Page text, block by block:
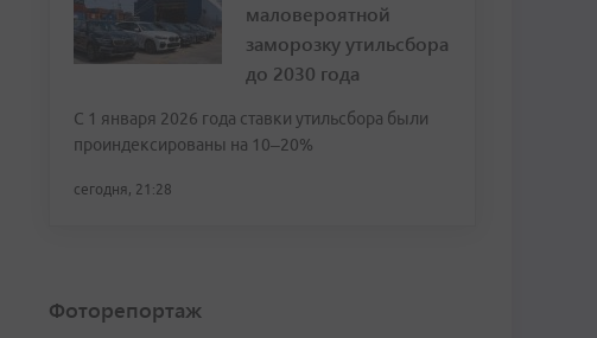
маловероятной
заморозку утильсбора
до 2030 года
С 1 января 2026 года ставки утильсбора были
проиндексированы на 10–20%
сегодня, 21:28
Фоторепортаж